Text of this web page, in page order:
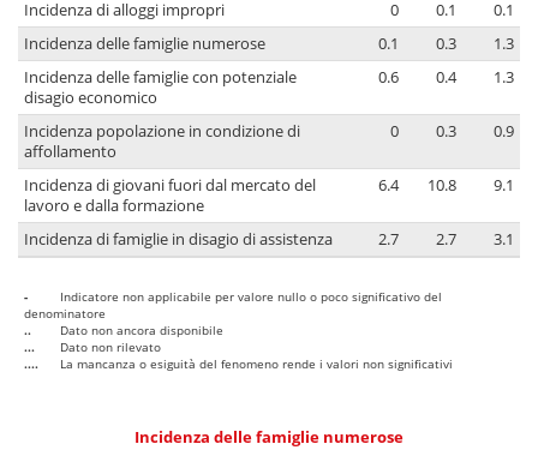
Incidenza di alloggi impropri 0 0.1
0.1
Incidenza delle famiglie numerose
0.1 0.3
1.3
Incidenza delle famiglie con potenziale
disagio economico
0.6 0.4 1.3
Incidenza popolazione in condizione di
affollamento
0 0.3 0.9
Incidenza di giovani fuori dal mercato del
lavoro e dalla formazione
6.4 10.8 9.1
Incidenza di famiglie in disagio di assistenza 2.7 2.7 3.1
-
Indicatore non applicabile per valore nullo o poco significativo del
denominatore
..
Dato non ancora disponibile
...
Dato non rilevato
....
La mancanza o esiguità del fenomeno rende i valori non significativi
Incidenza delle famiglie numerose